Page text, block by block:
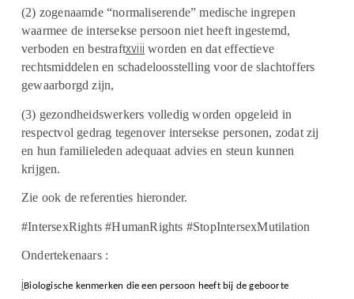
(2) zogenaamde “normaliserende” medische ingrepen
waarmee de intersekse persoon niet heeft ingestemd,
verboden en bestraftxviii worden en dat effectieve
rechtsmiddelen en schadeloosstelling voor de slachtoffers
gewaarborgd zijn,
(3) gezondheidswerkers volledig worden opgeleid in
respectvol gedrag tegenover intersekse personen, zodat zij
en hun familieleden adequaat advies en steun kunnen
krijgen.
Zie ook de referenties hieronder.
#IntersexRights #HumanRights #StopIntersexMutilation
Ondertekenaars :
iBiologische kenmerken die een persoon heeft bij de geboorte